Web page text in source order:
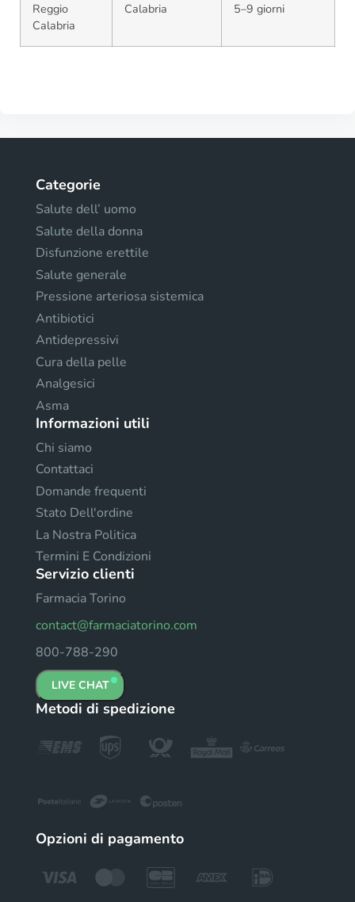
Reggio
Calabria
Calabria 5–9 giorni
Categorie
Salute dell’ uomo
Salute della donna
Disfunzione erettile
Salute generale
Pressione arteriosa sistemica
Antibiotici
Antidepressivi
Cura della pelle
Analgesici
Asma
Informazioni utili
Chi siamo
Contattaci
Domande frequenti
Stato Dell'ordine
La Nostra Politica
Termini E Condizioni
Servizio clienti
Farmacia Torino
contact@farmaciatorino.com
800-788-290
LIVE CHAT
Metodi di spedizione
Opzioni di pagamento